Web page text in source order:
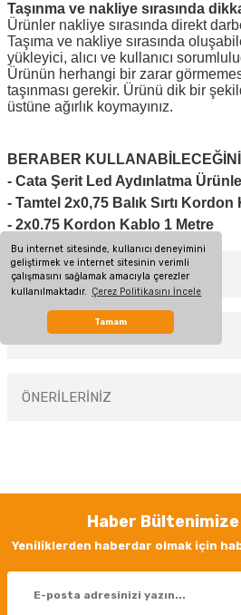
Bu internet sitesinde, kullanıcı deneyimini
geliştirmek ve internet sitesinin verimli
çalışmasını sağlamak amacıyla çerezler
kullanılmaktadır. Çerez Politikasını İncele
Tamam
Taşınma ve nakliye sırasında
Ürünler nakliye sırasında direkt
Taşıma ve nakliye sırasında
yükleyici, alıcı ve kullanıcı
Ürünün herhangi bir zarar
taşınması gerekir. Ürünü dik bir
üstüne ağırlık koymayınız.
BERABER
- Cata Şerit Led Aydınlatma Ür
- Tamtel 2x0,75 Balık Sırtı
- 2x0.75 Kordon Kablo 1 Metre
MÜŞTERİ YORUMLARI
Bu ürüne ilk yorumu
TAKSİT SEÇENEKLERİ
ÖNERİLERİNİZ
Görüş ve önerileriniz için teşekkür ederiz.
Ürün resmi kalitesiz, bozuk veya
Ürün bilgilerinde hatalar bulunuyor.
Haber
Yeniliklerden haberdar olmak için